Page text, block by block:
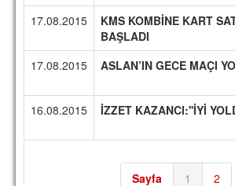
AMBLEM
SPOR TESİSLERİ
PERSONEL
SPONSORLAR
Sayfa 1 2
17.08.2015
KMS KOMBİNE KART
BAŞLADI
17.08.2015
ASLAN’IN GECE MAÇI
16.08.2015
İZZET KAZANCI:''İYİ